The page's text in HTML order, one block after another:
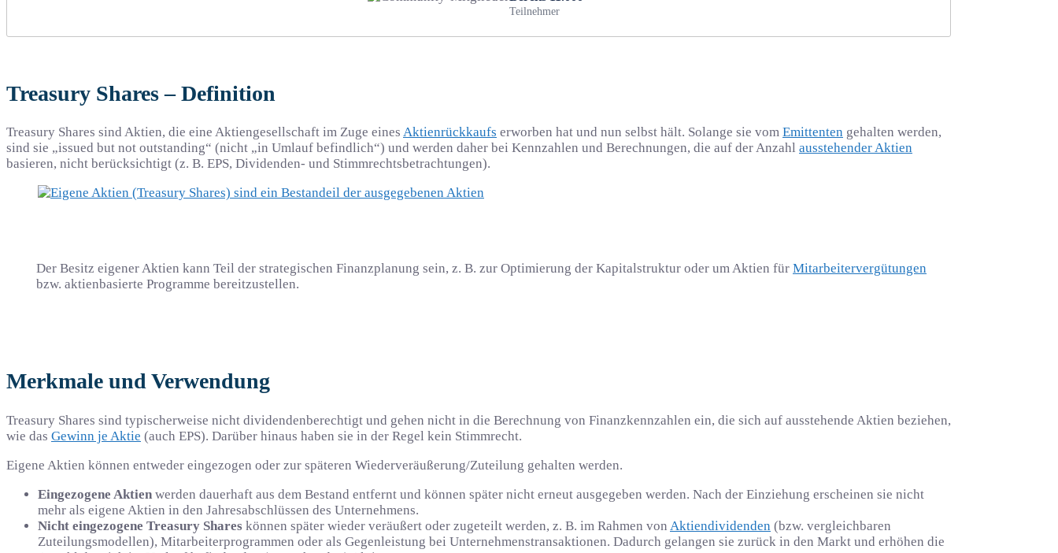
Teilnehmer
Treasury Shares – Definition
Treasury Shares sind Aktien, die eine Aktiengesellschaft im Zuge eines Aktienrückkaufs erworben hat und nun selbst hält. Solange sie vom Emittenten gehalten werden,
sind sie „issued but not outstanding“ (nicht „in Umlauf befindlich“) und werden daher bei Kennzahlen und Berechnungen, die auf der Anzahl ausstehender Aktien
basieren, nicht berücksichtigt (z. B. EPS, Dividenden- und Stimmrechtsbetrachtungen).
Der Besitz eigener Aktien kann Teil der strategischen Finanzplanung sein, z. B. zur Optimierung der Kapitalstruktur oder um Aktien für Mitarbeitervergütungen
bzw. aktienbasierte Programme bereitzustellen.
Merkmale und Verwendung
Treasury Shares sind typischerweise nicht dividendenberechtigt und gehen nicht in die Berechnung von Finanzkennzahlen ein, die sich auf ausstehende Aktien beziehen,
wie das Gewinn je Aktie (auch EPS). Darüber hinaus haben sie in der Regel kein Stimmrecht.
Eigene Aktien können entweder eingezogen oder zur späteren Wiederveräußerung/Zuteilung gehalten werden.
Eingezogene Aktien werden dauerhaft aus dem Bestand entfernt und können später nicht erneut ausgegeben werden. Nach der Einziehung erscheinen sie nicht
mehr als eigene Aktien in den Jahresabschlüssen des Unternehmens.
Nicht eingezogene Treasury Shares können später wieder veräußert oder zugeteilt werden, z. B. im Rahmen von Aktiendividenden (bzw. vergleichbaren
Zuteilungsmodellen), Mitarbeiterprogrammen oder als Gegenleistung bei Unternehmenstransaktionen. Dadurch gelangen sie zurück in den Markt und erhöhen die